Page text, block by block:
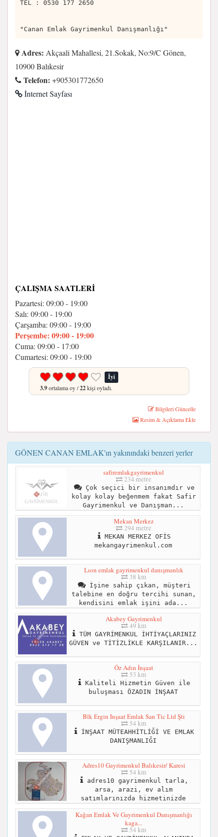
TEL : 0530 177 2650
"Canan Emlak Gayrimenkul Danışmanlığı"
Adres: Akçaali Mahallesi, 21.Sokak, No:9/C Gönen,
10900 Balıkesir
Telefon: +905301772650
İnternet Sayfası
ÇALIŞMA SAATLERI
Pazartesi: 09:00 - 19:00
Salı: 09:00 - 19:00
Çarşamba: 09:00 - 19:00
Perşembe: 09:00 - 19:00
Cuma: 09:00 - 17:00
Cumartesi: 09:00 - 19:00
İyi
3.9ortalama oy /22kişi oyladı.
Bilgileri Güncelle
Resim & Açıklama Ekle
GÖNEN CANAN EMLAK'ın yakınındaki benzeri yerler
safiremlakgayrimenkul
234 metre
Çok seçici bir insanımdır ve
kolay kolay beğenmem fakat Safir
Gayrimenkul ve Danışman...
Mekan Merkez
294 metre
MEKAN MERKEZ OFİS
mekangayrimenkul.com
Lıon emlak gayrimenkul danışmanlık
38 km
İşine sahip çıkan, müşteri
talebine en doğru tercihi sunan,
kendisini emlak işini ada...
Akabey Gayrimenkul
49 km
TÜM GAYRİMENKUL İHTİYAÇLARINIZ
GÜVEN ve TİTİZLİKLE KARŞILANIR...
Öz Adın İnşaat
53 km
Kaliteli Hizmetin Güven ile
buluşması ÖZADIN İNŞAAT
Blk Ergin Inşaat Emlak San Tic Ltd Şti
54 km
İNŞAAT MÜTEAHHİTLİĞİ VE EMLAK
DANIŞMANLIĞI
Adres10 Gayrimenkul Balıkesir/ Karesi
54 km
adres10 gayrimenkul tarla,
arsa, arazi, ev alım
satımlarınızda hizmetinizde
Kağan Emlak Ve Gayrimenkul Danışmanlığı
kaga...
54 km